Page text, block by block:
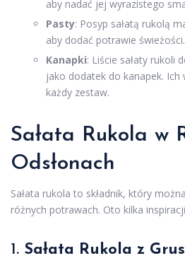
aby nadać jej wyrazistego
Pasty: Posyp sałatą rukolą
aby dodać potrawie świeżości.
Kanapki: Liście sałaty rukoli
jako dodatek do kanapek. Ich
każdy zestaw.
Sałata Rukola w
Odsłonach
Sałata rukola to składnik, który
różnych potrawach. Oto kilka
1. Sałata Rukola z